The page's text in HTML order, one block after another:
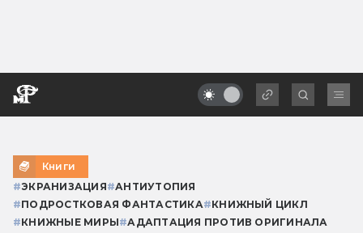
Книги
#ЭКРАНИЗАЦИЯ#АНТИУТОПИЯ
#ПОДРОСТКОВАЯ ФАНТАСТИКА#КНИЖНЫЙ ЦИКЛ
#КНИЖНЫЕ МИРЫ#АДАПТАЦИЯ ПРОТИВ ОРИГИНАЛА